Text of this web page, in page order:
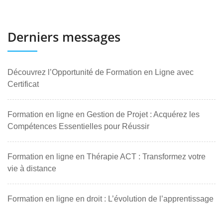
Derniers messages
Découvrez l’Opportunité de Formation en Ligne avec
Certificat
Formation en ligne en Gestion de Projet : Acquérez les
Compétences Essentielles pour Réussir
Formation en ligne en Thérapie ACT : Transformez votre
vie à distance
Formation en ligne en droit : L’évolution de l’apprentissage